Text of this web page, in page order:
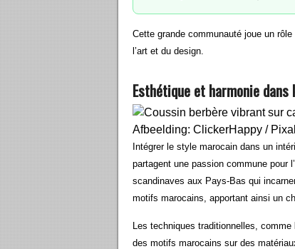
Cette grande communauté joue un
l’art et du design.
Esthétique et harmonie
Afbeelding: ClickerHappy /
Intégrer le style marocain dans un
partagent une passion commune pour
scandinaves aux Pays-Bas qui
motifs marocains, apportant ainsi un
Les techniques traditionnelles, comme
des motifs marocains sur des